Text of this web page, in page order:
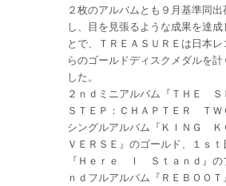
２枚のアルバムとも９月基準同出
し、目を見張るような成果を達成
とで、ＴＲＥＡＳＵＲＥは日本
らのゴールドディスクメダルを
した。
２ｎｄミニアルバム『ＴＨＥ
ＳＴＥＰ：ＣＨＡＰＴＥＲ ＴＷ
シングルアルバム『ＫＩＮＧ Ｋ
ＶＥＲＳＥ』のゴールド、１ｓ
『Ｈｅｒｅ Ｉ Ｓｔａｎｄ』の
ｎｄフルアルバム『ＲＥＢＯＯＴ